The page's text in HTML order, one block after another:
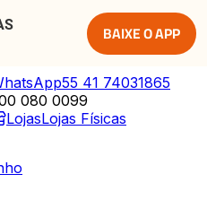
BAIXE O APP
55 41 74031865
080 0099
LojasLojas Físicas